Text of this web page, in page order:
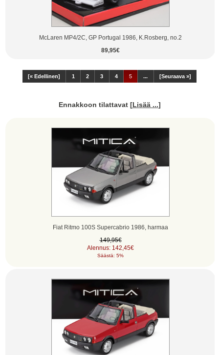
McLaren MP4/2C, GP Portugal 1986, K.Rosberg, no.2
89,95€
[« Edellinen] 1 2 3 4 5 ... [Seuraava »]
Ennakkoon tilattavat [Lisää ...]
Fiat Ritmo 100S Supercabrio 1986, harmaa
149,95€
Alennus: 142,45€
Säästä: 5%